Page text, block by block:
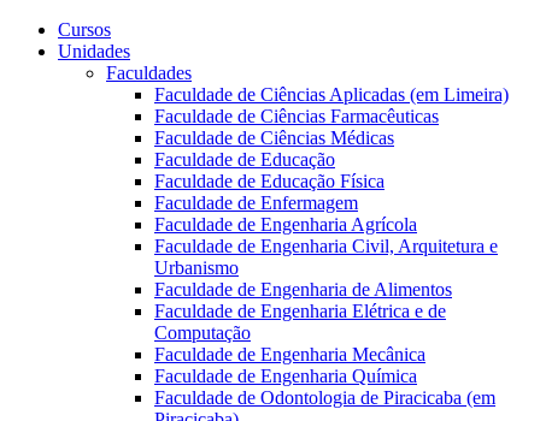
Cursos
Unidades
Faculdades
Faculdade de Ciências Aplicadas (em Limeira)
Faculdade de Ciências Farmacêuticas
Faculdade de Ciências Médicas
Faculdade de Educação
Faculdade de Educação Física
Faculdade de Enfermagem
Faculdade de Engenharia Agrícola
Faculdade de Engenharia Civil, Arquitetura e
Urbanismo
Faculdade de Engenharia de Alimentos
Faculdade de Engenharia Elétrica e de
Computação
Faculdade de Engenharia Mecânica
Faculdade de Engenharia Química
Faculdade de Odontologia de Piracicaba (em